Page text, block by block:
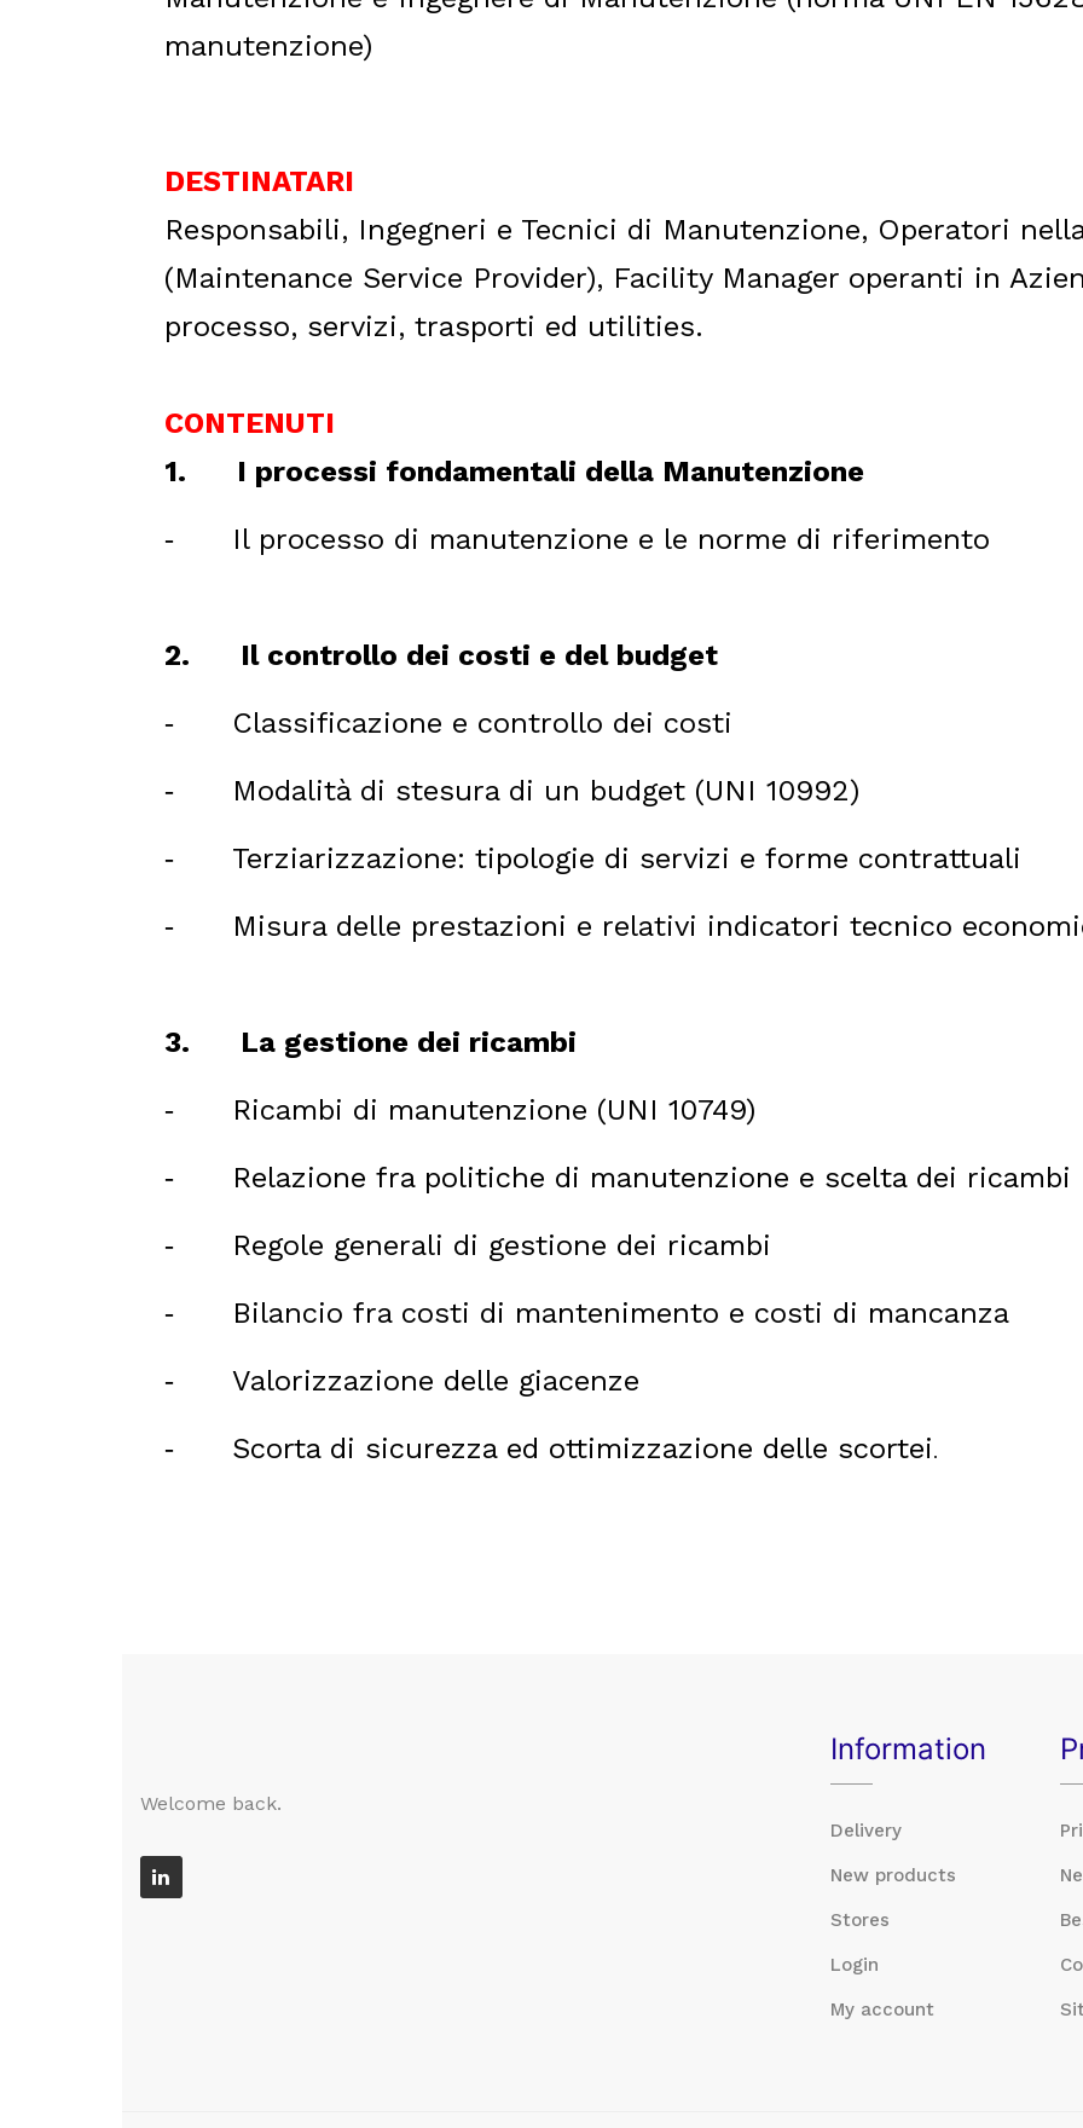
manutenzione)
DESTINATARI
Responsabili, Ingegneri e Tecnici di Manutenzione, Operatori
(Maintenance Service Provider), Facility Manager operanti in
processo, servizi, trasporti ed utilities.
CONTENUTI
1.
I processi fondamentali della Manutenzione
- Il processo di manutenzione e le norme di riferimento
2. Il controllo dei costi e del budget
- Classificazione e controllo dei costi
- Modalità di stesura di un budget (UNI 10992)
- Terziarizzazione: tipologie di servizi e forme contrattuali
- Misura delle prestazioni e relativi indicatori tecnico
3. La gestione dei ricambi
- Ricambi di manutenzione (UNI 10749)
- Relazione fra politiche di manutenzione e scelta dei ricambi
- Regole generali di gestione dei ricambi
- Bilancio fra costi di mantenimento e costi di mancanza
- Valorizzazione delle giacenze
- Scorta di sicurezza ed ottimizzazione delle scortei.
Welcome back.
Information
Delivery
New products
Stores
Login
My account